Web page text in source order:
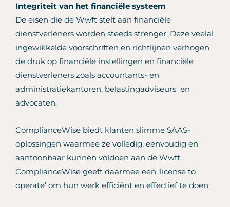
Integriteit van het financiële systeem
De eisen die de Wwft stelt aan financiële
dienstverleners worden steeds strenger. Deze veelal
ingewikkelde voorschriften en richtlijnen verhogen
de druk op financiële instellingen en financiële
dienstverleners zoals accountants- en
administratiekantoren, belastingadviseurs en
advocaten.
ComplianceWise biedt klanten slimme SAAS-
oplossingen waarmee ze volledig, eenvoudig en
aantoonbaar kunnen voldoen aan de Wwft.
ComplianceWise geeft daarmee een ‘license to
operate’ om hun werk efficiënt en effectief te doen.